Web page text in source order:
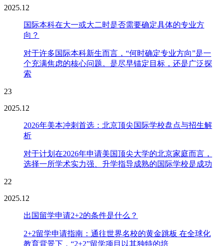
2025.12
国际本科在大一或大二时是否需要确定具体的专业方
向？
对于许多国际本科新生而言，“何时确定专业方向”是一
个充满焦虑的核心问题。是尽早锚定目标，还是广泛探
索
23
2025.12
2026年美本冲刺首选：北京顶尖国际学校盘点与招生解
析
对于计划在2026年申请美国顶尖大学的北京家庭而言，
选择一所学术实力强、升学指导成熟的国际学校是成功
22
2025.12
出国留学申请2+2的条件是什么？
2+2留学申请指南：通往世界名校的黄金跳板 在全球化
教育背景下，“2+2”留学项目以其独特的培